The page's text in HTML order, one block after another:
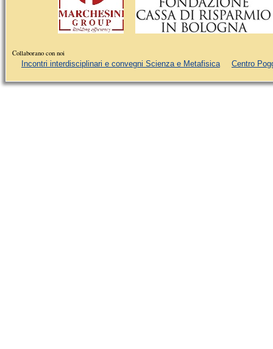
Collaborano con noi
Incontri interdisciplinari e convegni Scienza e Metafisica Centro